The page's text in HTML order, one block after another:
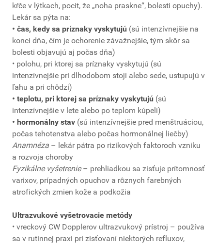
kŕče v lýtkach, pocit, že „noha praskne“, bolesti opuchy).
Lekár sa pýta na:
• čas, kedy sa príznaky vyskytujú (sú intenzívnejšie na
konci dňa, čím je ochorenie závažnejšie, tým skôr sa
bolesti objavujú aj počas dňa)
• polohu, pri ktorej sa príznaky vyskytujú (sú
intenzívnejšie pri dlhodobom stoji alebo sede, ustupujú v
ľahu a pri chôdzi)
• teplotu, pri ktorej sa príznaky vyskytujú (sú
intenzívnejšie v lete alebo po teplom kúpeli)
• hormonálny stav (sú intenzívnejšie pred menštruáciou,
počas tehotenstva alebo počas hormonálnej liečby)
Anamnéza – lekár pátra po rizikových faktoroch vzniku
a rozvoja choroby
Fyzikálne vyšetrenie– prehliadkou sa zisťuje prítomnosť
varixov, prípadných opuchov a rôznych farebných
atrofických zmien kože a podkožia
Ultrazvukové vyšetrovacie metódy
• vreckový CW Dopplerov ultrazvukový prístroj – používa
sa v rutinnej praxi pri zisťovaní niektorých refluxov,